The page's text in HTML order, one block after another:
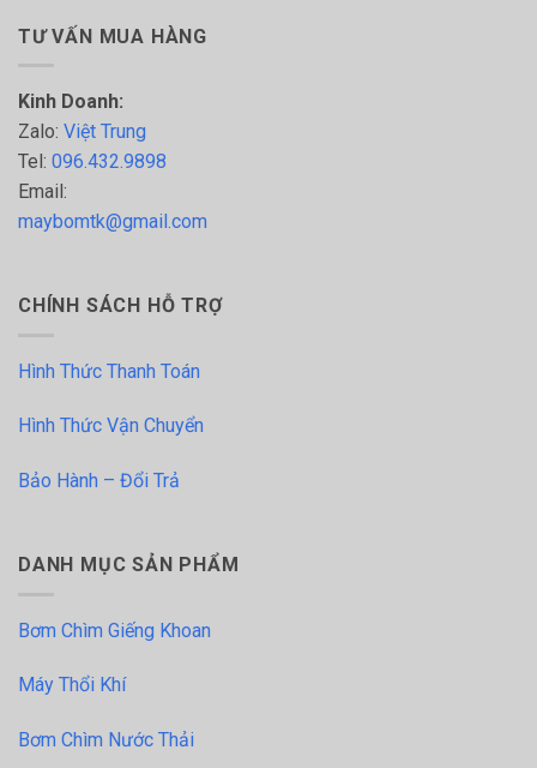
TƯ VẤN MUA HÀNG
Kinh Doanh:
Zalo: Việt Trung
Tel: 096.432.9898
Email:
maybomtk@gmail.com
CHÍNH SÁCH HỖ TRỢ
Hình Thức Thanh Toán
Hình Thức Vận Chuyển
Bảo Hành – Đổi Trả
DANH MỤC SẢN PHẨM
Bơm Chìm Giếng Khoan
Máy Thổi Khí
Bơm Chìm Nước Thải